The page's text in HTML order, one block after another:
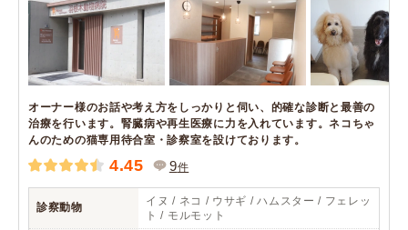
オーナー様のお話や考え方をしっかりと伺い、的確な診断と最善の
治療を行います。腎臓病や再生医療に力を入れています。ネコちゃ
んのための猫専用待合室・診察室を設けております。
4.45 9件
診察動物
イヌ / ネコ / ウサギ / ハムスター / フェレッ
ト / モルモット